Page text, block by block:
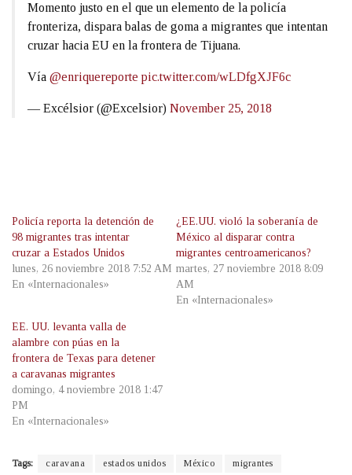
Momento justo en el que un elemento de la policía
fronteriza, dispara balas de goma a migrantes que intentan
cruzar hacia EU en la frontera de Tijuana.
Vía @enriquereporte pic.twitter.com/wLDfgXJF6c
— Excélsior (@Excelsior) November 25, 2018
Policía reporta la detención de
98 migrantes tras intentar
cruzar a Estados Unidos
lunes, 26 noviembre 2018 7:52 AM
En «Internacionales»
¿EE.UU. violó la soberanía de
México al disparar contra
migrantes centroamericanos?
martes, 27 noviembre 2018 8:09
AM
En «Internacionales»
EE. UU. levanta valla de
alambre con púas en la
frontera de Texas para detener
a caravanas migrantes
domingo, 4 noviembre 2018 1:47
PM
En «Internacionales»
Tags: caravana estados unidos México migrantes